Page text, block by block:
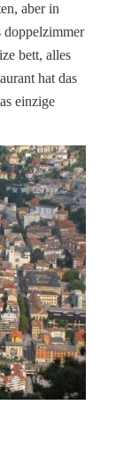
aber in
doppelzimmer
bett, alles
hat das
einzige